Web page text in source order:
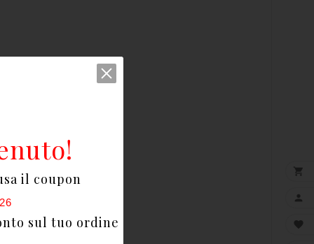



il coupon
sul tuo ordine